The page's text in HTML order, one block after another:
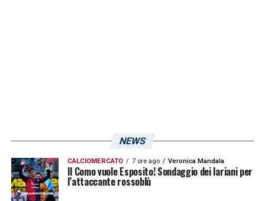
NEWS
CALCIOMERCATO 7 ore ago Veronica Mandala
Il Como vuole Esposito! Sondaggio dei lariani per
l’attaccante rossoblù